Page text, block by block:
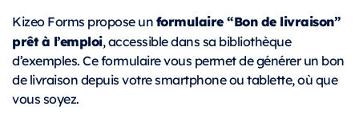
Kizeo Forms propose unformulaire “Bon de livraison”
prêt à l’emploi, accessible dans sa bibliothèque
d’exemples. Ce formulaire vous permet de générer un bon
de livraison depuis votre smartphone ou tablette, où que
vous soyez.